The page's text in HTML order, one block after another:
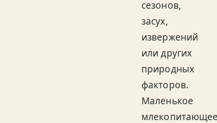
сезонов,
засух,
извержений
или других
природных
факторов.
Маленькое